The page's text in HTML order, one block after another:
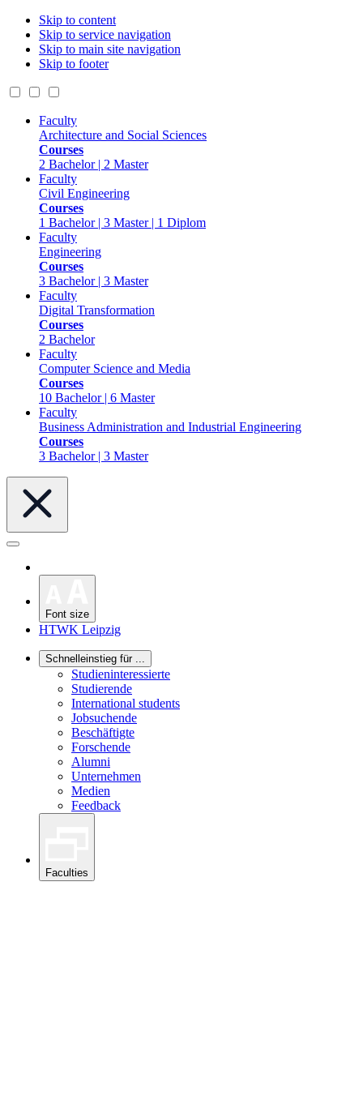
Skip to content
Skip to service navigation
Skip to main site navigation
Skip to footer
Faculty
Architecture and Social Sciences
Courses
2 Bachelor | 2 Master
Faculty
Civil Engineering
Courses
1 Bachelor | 3 Master | 1 Diplom
Faculty
Engineering
Courses
3 Bachelor | 3 Master
Faculty
Digital Transformation
Courses
2 Bachelor
Faculty
Computer Science and Media
Courses
10 Bachelor | 6 Master
Faculty
Business Administration and Industrial Engineering
Courses
3 Bachelor | 3 Master
Font size
HTWK Leipzig
Schnelleinstieg für ...
Studieninteressierte
Studierende
International students
Jobsuchende
Beschäftigte
Forschende
Alumni
Unternehmen
Medien
Feedback
Faculties